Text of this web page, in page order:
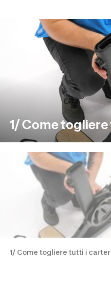
1/ Come
1/ Come togliere tutti i carter